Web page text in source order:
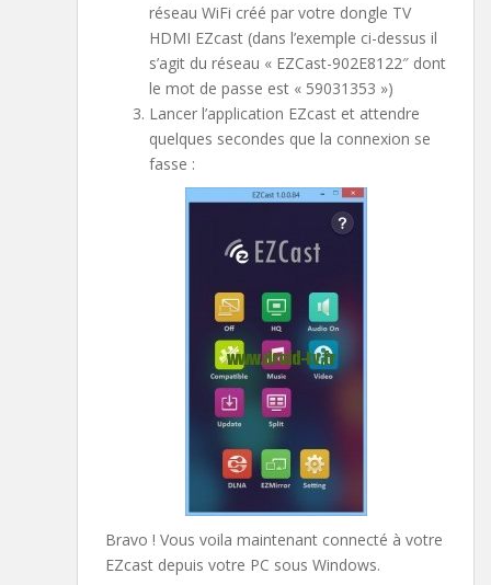
réseau WiFi créé par votre dongle TV
HDMI EZcast (dans l’exemple ci-dessus il
s’agit du réseau « EZCast-902E8122″ dont
le mot de passe est « 59031353 »)
Lancer l’application EZcast et attendre
quelques secondes que la connexion se
fasse :
Bravo ! Vous voila maintenant connecté à votre
EZcast depuis votre PC sous Windows.